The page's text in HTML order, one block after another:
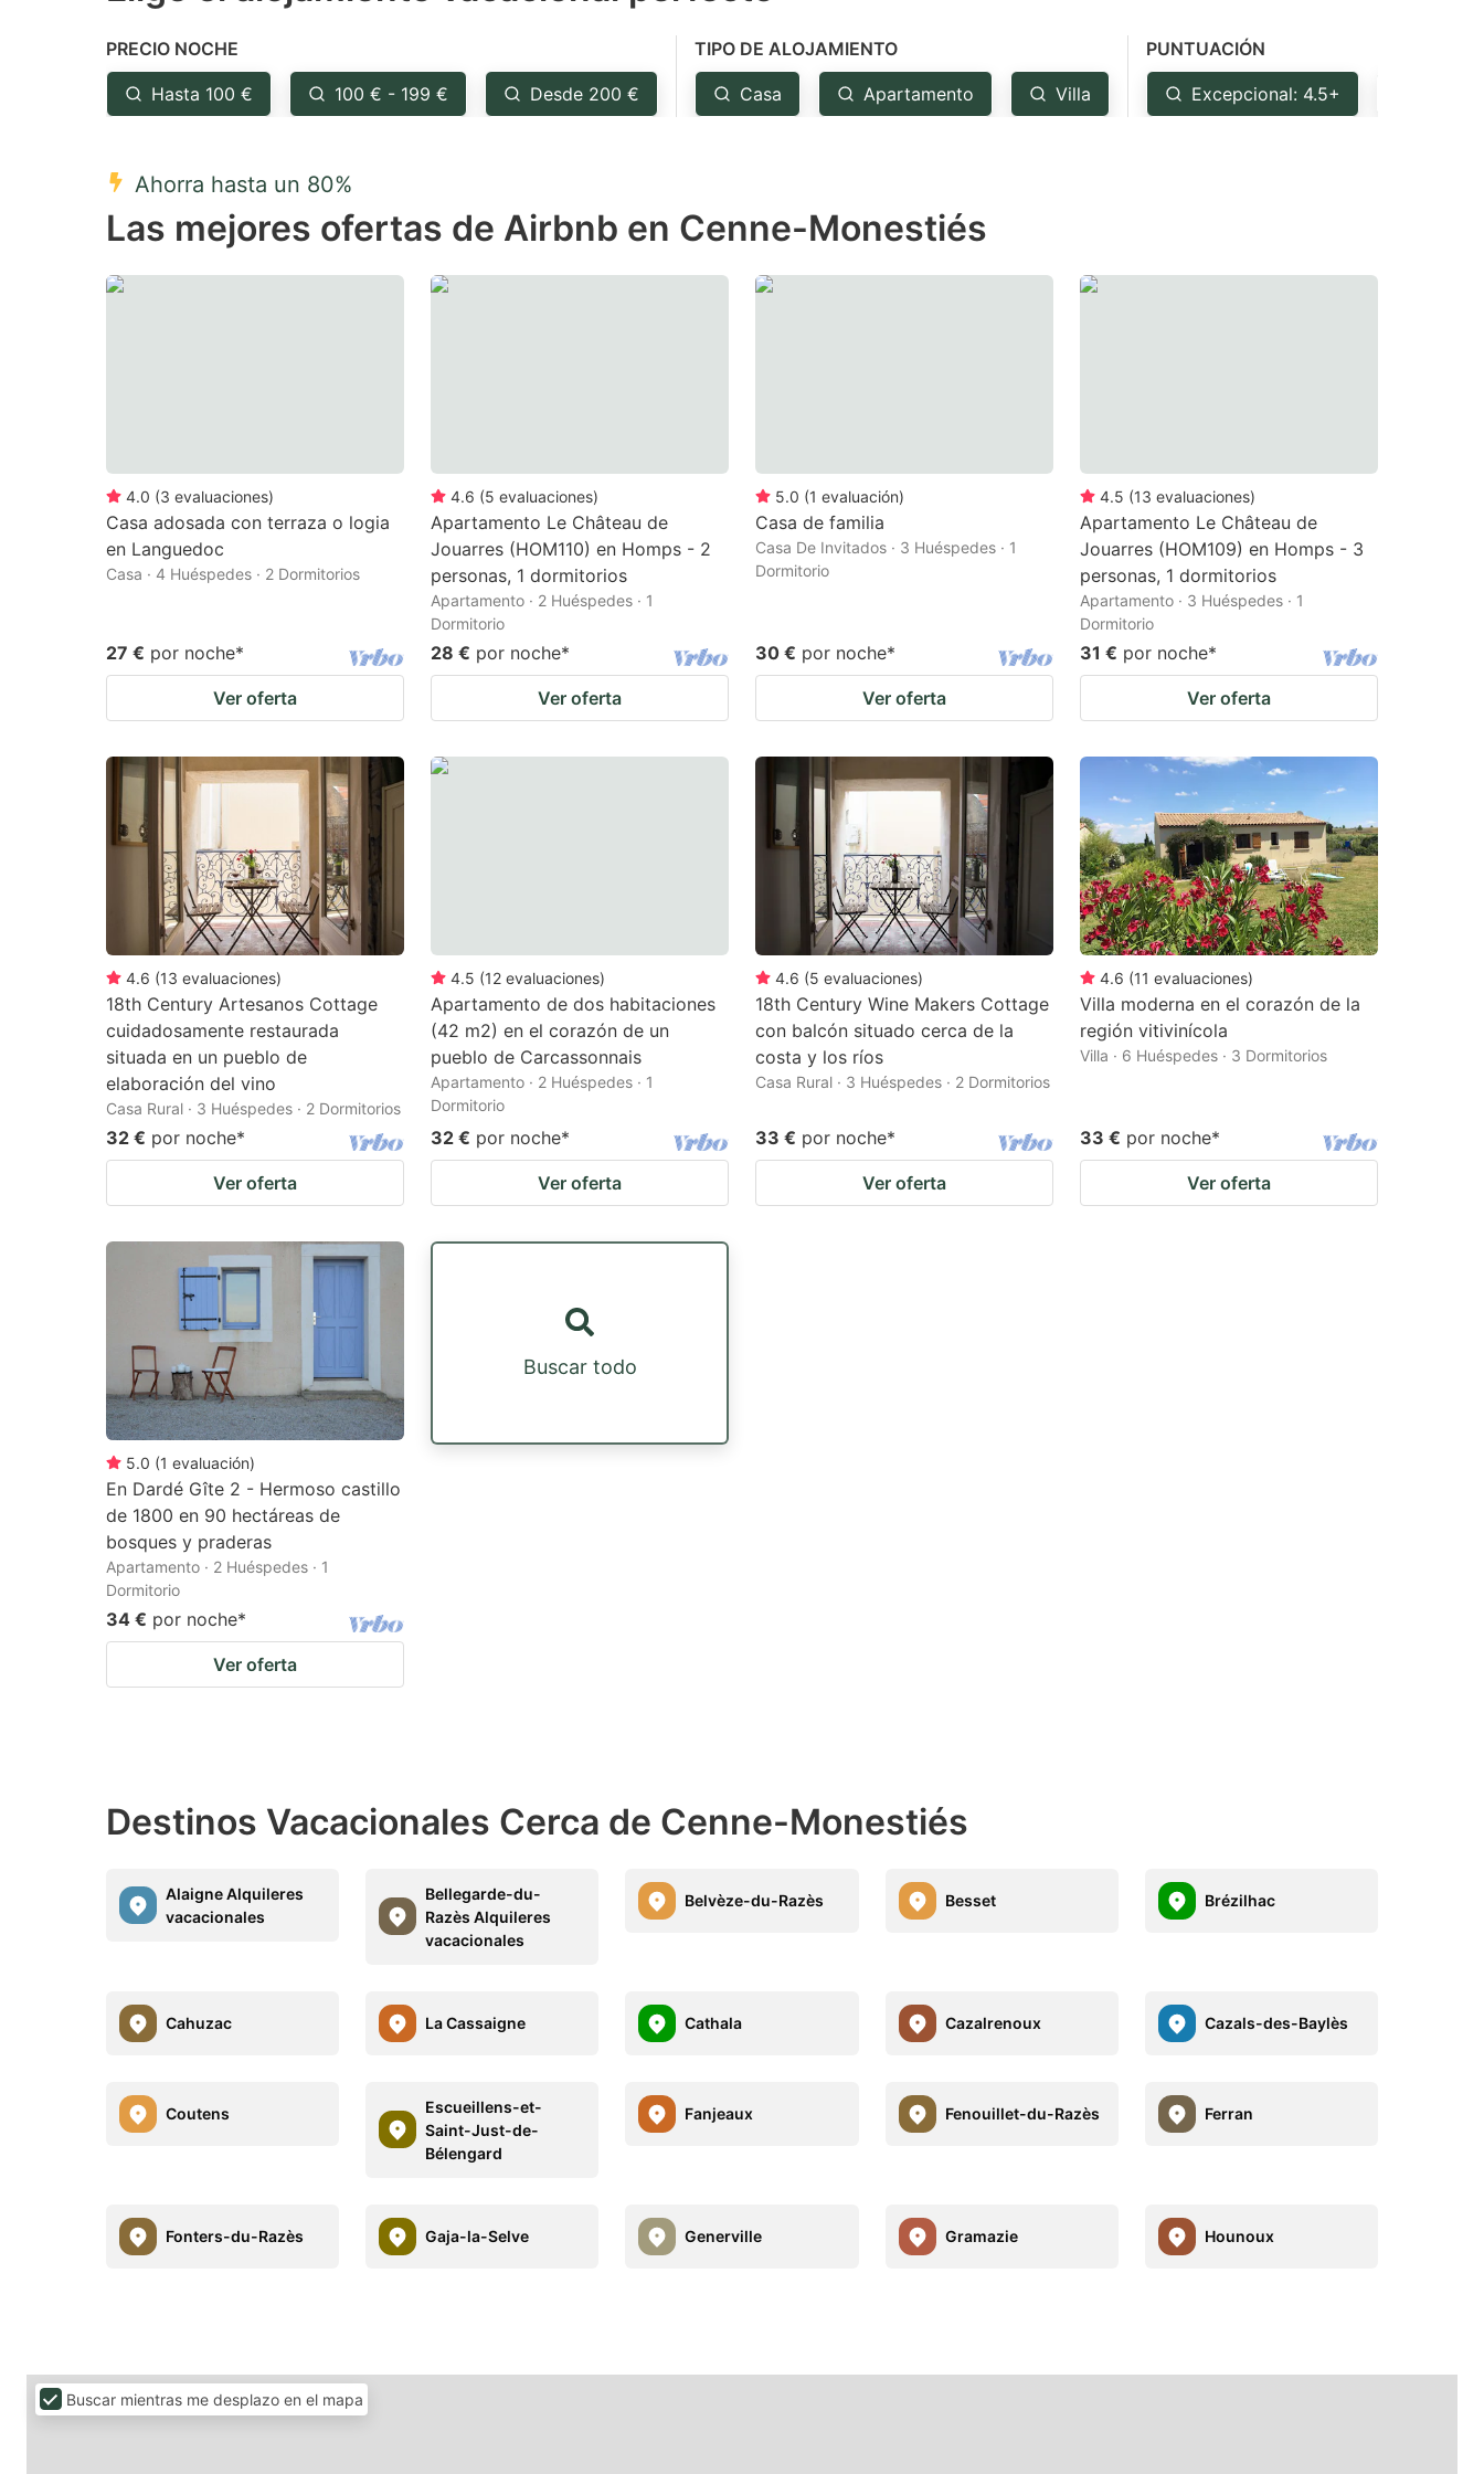
question
mark
key
get
the
keyboard
mark
key
the
PRECIO NOCHE
Hasta 100 € 100 € - 199 € Desde 200 €
TIPO DE ALOJAMIENTO
Casa Apartamento Villa
PUNTUACIÓN
Excepcional: 4.5+
Ahorra hasta un 80%
Las mejores ofertas de Airbnb en Cenne-Monestiés
4.0 (3 evaluaciones)
Casa adosada con terraza o logia
en Languedoc
Casa · 4 Huéspedes · 2 Dormitorios
27 € por noche*
Ver oferta
4.6 (5 evaluaciones)
Apartamento Le Château de
Jouarres (HOM110) en Homps - 2
personas, 1 dormitorios
Apartamento · 2 Huéspedes · 1
Dormitorio
28 € por noche*
Ver oferta
5.0 (1 evaluación)
Casa de familia
Casa De Invitados · 3 Huéspedes · 1
Dormitorio
30 € por noche*
Ver oferta
4.5 (13 evaluaciones)
Apartamento Le Château de
Jouarres (HOM109) en Homps - 3
personas, 1 dormitorios
Apartamento · 3 Huéspedes · 1
Dormitorio
31 € por noche*
Ver oferta
4.6 (13 evaluaciones)
18th Century Artesanos Cottage
cuidadosamente restaurada
situada en un pueblo de
elaboración del vino
Casa Rural · 3 Huéspedes · 2 Dormitorios
32 € por noche*
Ver oferta
4.5 (12 evaluaciones)
Apartamento de dos habitaciones
(42 m2) en el corazón de un
pueblo de Carcassonnais
Apartamento · 2 Huéspedes · 1
Dormitorio
32 € por noche*
Ver oferta
4.6 (5 evaluaciones)
18th Century Wine Makers Cottage
con balcón situado cerca de la
costa y los ríos
Casa Rural · 3 Huéspedes · 2 Dormitorios
33 € por noche*
Ver oferta
4.6 (11 evaluaciones)
Villa moderna en el corazón de la
región vitivinícola
Villa · 6 Huéspedes · 3 Dormitorios
33 € por noche*
Ver oferta
5.0 (1 evaluación)
En Dardé Gîte 2 - Hermoso castillo
de 1800 en 90 hectáreas de
bosques y praderas
Apartamento · 2 Huéspedes · 1
Dormitorio
34 € por noche*
Ver oferta
Buscar todo
Destinos Vacacionales Cerca de Cenne-Monestiés
Alaigne Alquileres
vacacionales
Bellegarde-du-
Razès Alquileres
vacacionales
Belvèze-du-Razès Besset Brézilhac
Cahuzac La Cassaigne Cathala Cazalrenoux Cazals-des-Baylès
Coutens
Escueillens-et-
Saint-Just-de-
Bélengard
Fanjeaux Fenouillet-du-Razès Ferran
Fonters-du-Razès Gaja-la-Selve Generville Gramazie Hounoux
Buscar mientras me desplazo en el mapa